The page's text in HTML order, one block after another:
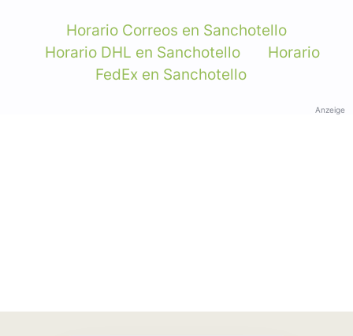
Horario Correos en Sanchotello
Horario DHL en Sanchotello
Horario
FedEx en Sanchotello
Anzeige